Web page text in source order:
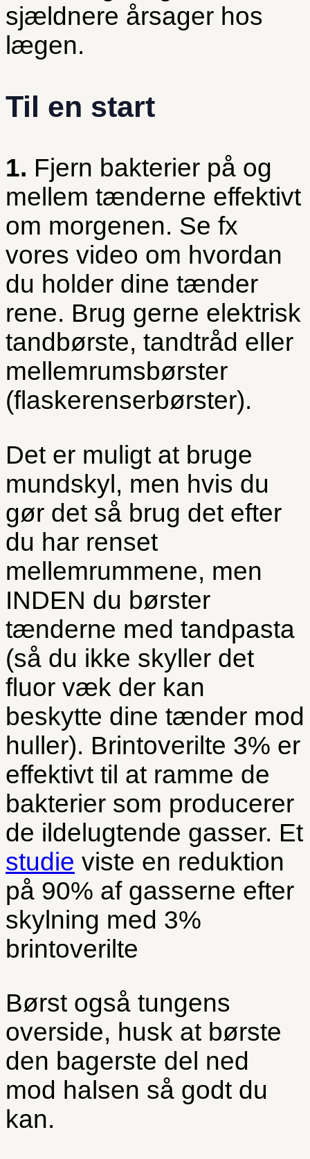
sjældnere årsager hos
lægen.
Til en start
1. Fjern bakterier på og
mellem tænderne effektivt
om morgenen. Se fx
vores video om hvordan
du holder dine tænder
rene. Brug gerne elektrisk
tandbørste, tandtråd eller
mellemrumsbørster
(flaskerenserbørster).
Det er muligt at bruge
mundskyl, men hvis du
gør det så brug det efter
du har renset
mellemrummene, men
INDEN du børster
tænderne med tandpasta
(så du ikke skyller det
fluor væk der kan
beskytte dine tænder mod
huller). Brintoverilte 3% er
effektivt til at ramme de
bakterier som producerer
de ildelugtende gasser. Et
studie viste en reduktion
på 90% af gasserne efter
skylning med 3%
brintoverilte
Børst også tungens
overside, husk at børste
den bagerste del ned
mod halsen så godt du
kan.